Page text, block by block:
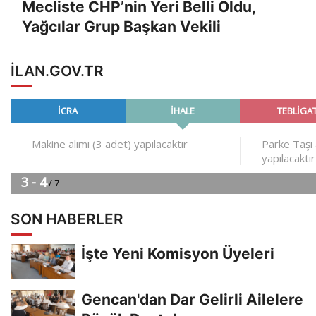
Mecliste CHP’nin Yeri Belli Oldu,
Yağcılar Grup Başkan Vekili
ILAN.GOV.TR
SON HABERLER
İşte Yeni Komisyon Üyeleri
Gencan'dan Dar Gelirli Ailelere